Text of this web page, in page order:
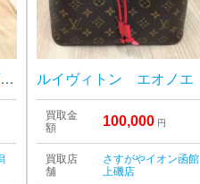
ルイヴィトン オンザゴー GM ルイヴィトン エオノエ
買取金
額
100,000 円
買取店
舗
さすがやイオン函館
上磯店